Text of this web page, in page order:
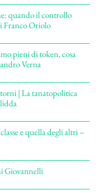
quando il controllo
Franco Oriolo
pieni di token, cosa
Verna
| La tanatopolitica
e quella degli altri –
Giovannelli